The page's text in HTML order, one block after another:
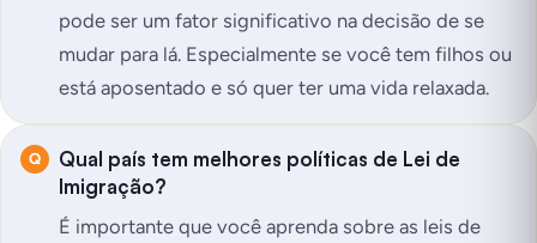
pode ser um fator significativo na decisão de se
mudar para lá. Especialmente se você tem filhos ou
está aposentado e só quer ter uma vida relaxada.
Qual país tem melhores políticas de Lei de
Imigração?
É importante que você aprenda sobre as leis de